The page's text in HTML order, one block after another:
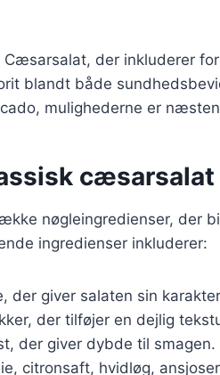
der inkluderer
blandt både
mulighederne er
cæsarsalat
nøgleingredienser, der
ingredienser inkluderer:
der giver salaten sin
der tilføjer en dejlig
der giver dybde til smagen.
citronsaft, hvidløg,